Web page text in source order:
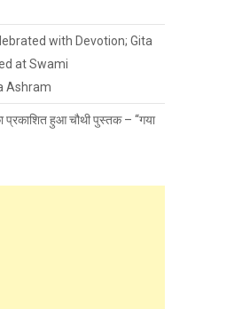
with Devotion; Gita
at Swami
Ashram
प्रकाशित हुआ चौथी पुस्तक – “गया